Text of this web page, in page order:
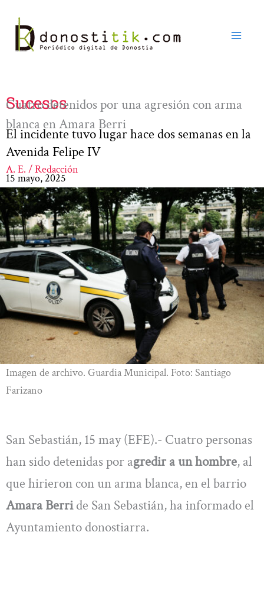
contenido
Sucesos
Cuatro detenidos por una agresión con arma
blanca en Amara Berri
El incidente tuvo lugar hace dos semanas en la
Avenida Felipe IV
A. E. / Redacción
15 mayo, 2025
Imagen de archivo. Guardia Municipal. Foto: Santiago
Farizano
San Sebastián, 15 may (EFE).- Cuatro personas
han sido detenidas por agredir a un hombre, al
que hirieron con un arma blanca, en el barrio
Amara Berride San Sebastián, ha informado el
Ayuntamiento donostiarra.